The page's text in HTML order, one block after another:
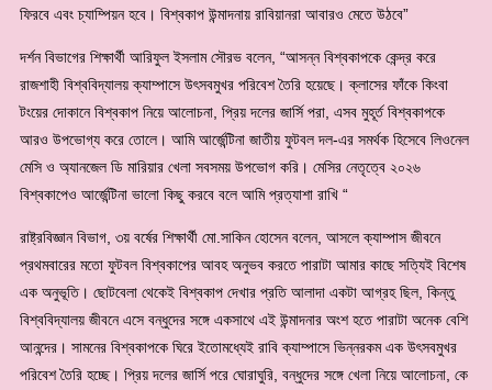
ফিরবে এবং চ্যাম্পিয়ন হবে। বিশ্বকাপ উন্মাদনায় রাবিয়ানরা আবারও মেতে উঠবে”
দর্শন বিভাগের শিক্ষার্থী আরিফুল ইসলাম সৌরভ বলেন, “আসন্ন বিশ্বকাপকে কেন্দ্র করে
রাজশাহী বিশ্ববিদ্যালয় ক্যাম্পাসে উৎসবমুখর পরিবেশ তৈরি হয়েছে। ক্লাসের ফাঁকে কিংবা
টংয়ের দোকানে বিশ্বকাপ নিয়ে আলোচনা, প্রিয় দলের জার্সি পরা, এসব মুহূর্ত বিশ্বকাপকে
আরও উপভোগ্য করে তোলে। আমি আর্জেন্টিনা জাতীয় ফুটবল দল-এর সমর্থক হিসেবে লিওনেল
মেসি ও অ্যানজেল ডি মারিয়ার খেলা সবসময় উপভোগ করি। মেসির নেতৃত্বে ২০২৬
বিশ্বকাপেও আর্জেন্টিনা ভালো কিছু করবে বলে আমি প্রত্যাশা রাখি “
রাষ্ট্রবিজ্ঞান বিভাগ, ৩য় বর্ষের শিক্ষার্থী মো.সাকিন হোসেন বলেন, আসলে ক্যাম্পাস জীবনে
প্রথমবারের মতো ফুটবল বিশ্বকাপের আবহ অনুভব করতে পারাটা আমার কাছে সত্যিই বিশেষ
এক অনুভূতি। ছোটবেলা থেকেই বিশ্বকাপ দেখার প্রতি আলাদা একটা আগ্রহ ছিল, কিন্তু
বিশ্ববিদ্যালয় জীবনে এসে বন্ধুদের সঙ্গে একসাথে এই উন্মাদনার অংশ হতে পারাটা অনেক বেশি
আনন্দের। সামনের বিশ্বকাপকে ঘিরে ইতোমধ্যেই রাবি ক্যাম্পাসে ভিন্নরকম এক উৎসবমুখর
পরিবেশ তৈরি হচ্ছে। প্রিয় দলের জার্সি পরে ঘোরাঘুরি, বন্ধুদের সঙ্গে খেলা নিয়ে আলোচনা, কে